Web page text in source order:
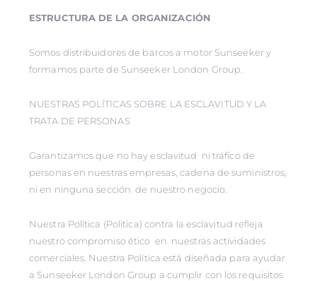
ESTRUCTURA DE LA ORGANIZACIÓN
Somos distribuidores de barcos a motor Sunseeker y
formamos parte de Sunseeker London Group.
NUESTRAS POLÍTICAS SOBRE LA ESCLAVITUD Y LA
TRATA DE PERSONAS
Garantizamos que no hay esclavitud ni tráfico de
personas en nuestras empresas, cadena de suministros,
ni en ninguna sección de nuestro negocio.
Nuestra Política (Política) contra la esclavitud refleja
nuestro compromiso ético en nuestras actividades
comerciales. Nuestra Política está diseñada para ayudar
a Sunseeker London Group a cumplir con los requisitos